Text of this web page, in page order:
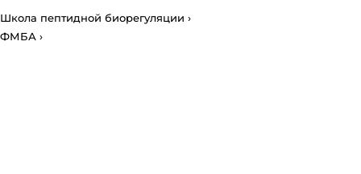
Школа пептидной биорегуляции ›
ФМБА ›